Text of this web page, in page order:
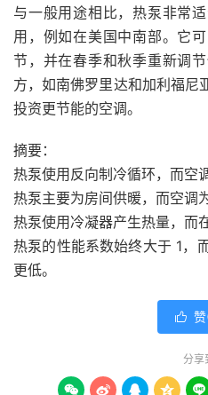
与一般用途相比，热泵非常
用，例如在美国中南部。它
节，并在春季和秋季重新调
方，如南佛罗里达和加利福尼
投资更节能的空调。
摘要：
热泵使用反向制冷循环，而空
热泵主要为房间供暖，而空调
热泵使用冷凝器产生热量，而
热泵的性能系数始终大于 1，
更低。

分享
    